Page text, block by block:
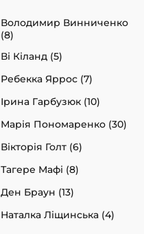
Володимир Винниченко
(8)
Ві Кіланд (5)
Ребекка Яррос (7)
Ірина Гарбузюк (10)
Марія Пономаренко (30)
Вікторія Голт (6)
Тагере Мафі (8)
Ден Браун (13)
Наталка Ліщинська (4)